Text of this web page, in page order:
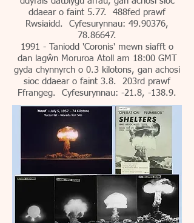
ddaear o faint 5.77. 488fed prawf
Rwsiaidd. Cyfesurynnau: 49.90376,
78.86647.
1991 - Taniodd 'Coronis' mewn siafft o
dan lagŵn Moruroa Atoll am 18:00 GMT
gyda chynnyrch o 0.3 kilotons, gan achosi
sioc ddaear o faint 3.8. 203rd prawf
Ffrangeg. Cyfesurynnau: -21.8, -138.9.